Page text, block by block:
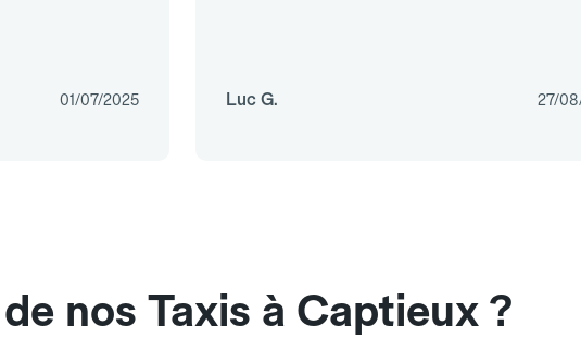
01/07/2025 Luc G. 27/
nos Taxis à Captieux ?